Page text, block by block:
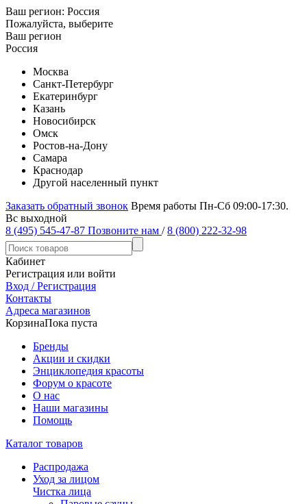
Ваш регион: Россия
Пожалуйста, выберите
Ваш регион
Россия
Москва
Санкт-Петербург
Екатеринбург
Казань
Новосибирск
Омск
Ростов-на-Дону
Самара
Краснодар
Другой населенный пункт
Заказать обратный звонок Время работы Пн-Сб 09:00-17:30.
Вс выходной
8 (495) 545-47-87 Позвоните нам / 8 (800) 222-32-98
Кабинет
Регистрация или войти
Вход / Регистрация
Контакты
Адреса магазинов
КорзинаПока пуста
Бренды
Акции и скидки
Энциклопедия красоты
Форум о красоте
О нас
Наши магазины
Помощь
Каталог товаров
Распродажа
Уход за лицом
Чистка лица